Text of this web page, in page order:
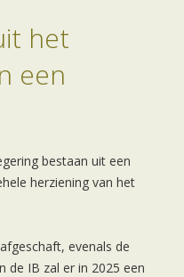
het
een
bestaan uit een
herziening van het
evenals de
de IB zal er in 2025 een